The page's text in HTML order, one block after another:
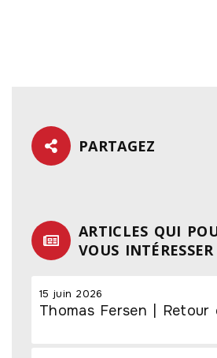
PARTAGEZ
ARTICLES QUI
VOUS INTÉRESSER
15 juin 2026
Thomas Fersen | Retour